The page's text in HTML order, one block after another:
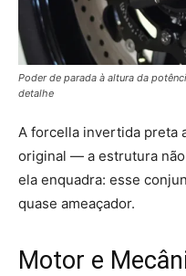
Poder de parada à altura da
detalhe
A forcella invertida preta
original — a estrutura não
ela enquadra: esse
quase ameaçador.
Motor e